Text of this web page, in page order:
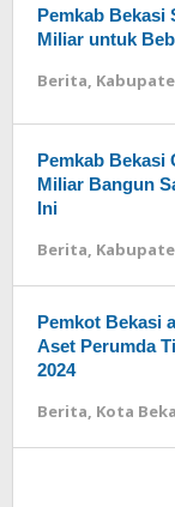
Pemkab Bekasi
Miliar untuk
Berita,
Pemkab Bekasi
Miliar Bangun
Ini
Berita,
Pemkot Bekasi
Aset Perumda
2024
Berita, Kota